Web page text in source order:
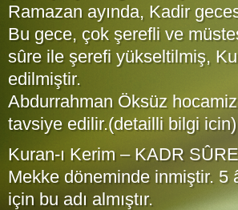
Ramazan ayında, Kadir
Bu gece, çok şerefli ve
sûre ile şerefi yükseltilmiş,
edilmiştir.
Abdurrahman Öksüz
tavsiye edilir.(detailli bilgi icin)
Kuran-ı Kerim – KADR
Mekke döneminde inmiştir. 5
için bu adı almıştır.